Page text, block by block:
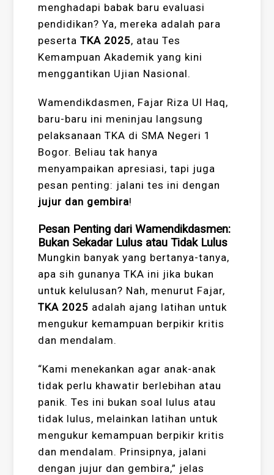
menghadapi babak baru evaluasi
pendidikan? Ya, mereka adalah para
pesertaTKA 2025, atau Tes
Kemampuan Akademik yang kini
menggantikan Ujian Nasional.
Wamendikdasmen, Fajar Riza Ul Haq,
baru-baru ini meninjau langsung
pelaksanaan TKA di SMA Negeri 1
Bogor. Beliau tak hanya
menyampaikan apresiasi, tapi juga
pesan penting: jalani tes ini dengan
jujur dan gembira!
Pesan Penting dari Wamendikdasmen:
Bukan Sekadar Lulus atau Tidak Lulus
Mungkin banyak yang bertanya-tanya,
apa sih gunanya TKA ini jika bukan
untuk kelulusan? Nah, menurut Fajar,
TKA 2025 adalah ajang latihan untuk
mengukur kemampuan berpikir kritis
dan mendalam.
“Kami menekankan agar anak-anak
tidak perlu khawatir berlebihan atau
panik. Tes ini bukan soal lulus atau
tidak lulus, melainkan latihan untuk
mengukur kemampuan berpikir kritis
dan mendalam. Prinsipnya, jalani
dengan jujur dan gembira,” jelas